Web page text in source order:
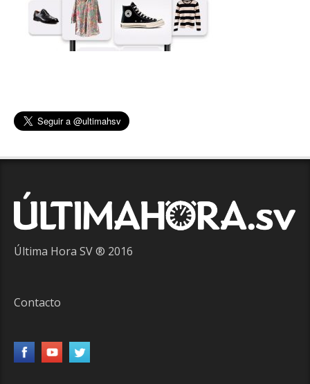
Última Hora SV ® 2016
Contacto